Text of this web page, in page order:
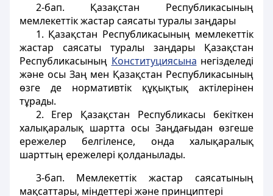
2-бап. Қазақстан Республикасының
мемлекеттік жастар саясаты туралы заңдары
1. Қазақстан Республикасының мемлекеттік
жастар саясаты туралы заңдары Қазақстан
Республикасының Конституциясына негiзделедi
және осы Заң мен Қазақстан Республикасының
өзге де нормативтiк құқықтық актілерінен
тұрады.
2. Егер Қазақстан Республикасы бекiткен
халықаралық шартта осы Заңдағыдан өзгеше
ережелер белгiленсе, онда халықаралық
шарттың ережелерi қолданылады.
3-бап. Мемлекеттік жастар саясатының
мақсаттары, мiндеттерi және принциптері